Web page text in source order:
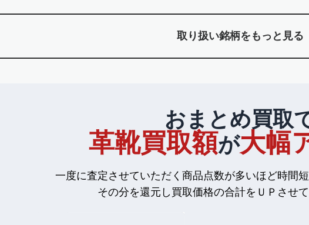
取り扱い銘柄をもっと見る
おまとめ買取
革靴買取額が大幅
一度に査定させていただく商品点数が多いほど時間
その分を還元し買取価格の合計をＵＰさせ